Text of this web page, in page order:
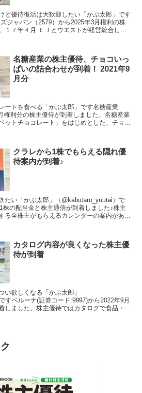
ど優待復活は大歓迎したい「かぶ太郎」です
ジャパン（2579）から2025年3月権利の株
１７年４月 ＥＪとウエストが経営統合して
名糖産業の株主優待、チョコいっ
ぱいの詰合わせが到着！ 2021年9
月分
ートを食べる「かぶ太郎」です名糖産業
権利分の株主優待が到着しました。名糖産業
ットチョコレート」をはじめとした、チョレ
クラレから1株でもらえる隠れ優
待案内が到着♪
たい「かぶ太郎」（@kabutaro_yuutai）で
株の配当金と株主通信が到着しました♪株主
る全株主がもらえるカレンダーの案内があり
カタログ内容が良くなった株主優
待が到着
い欲しくなる「かぶ太郎」
すベルーナ(証券コード:9997)から2022年9月
しました。株主優待ではカタログで食品・お